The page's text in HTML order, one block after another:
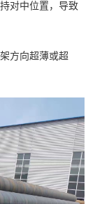
对中位置，导致
方向超薄或超